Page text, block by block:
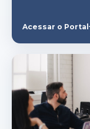
Acessar o Portal